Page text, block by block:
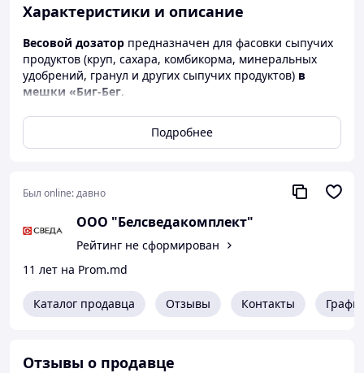
Характеристики и описание
Весовой дозатор предназначен для фасовки сыпучих
продуктов (круп, сахара, комбикорма, минеральных
удобрений, гранул и других сыпучих продуктов) в
мешки «Биг-Бег.
Данныйвесовой дозаторотличается от других
дозаторов нашего производства наличием ленточного
транспортера, с помощью которого происходит
Более подробно с нашим оборудованием Вы можете
ООО "БЕЛСВЕДАКОМПЛЕКТ"
+ 7 4722 77-78-46
info@vesodozator.ru​​​​​​​
Подробнее
Был online:давно
ООО "Белсведакомплект"
Рейтинг не сформирован
11 лет на Prom.md
Каталог продавца Отзывы Контакты
Отзывы о продавце